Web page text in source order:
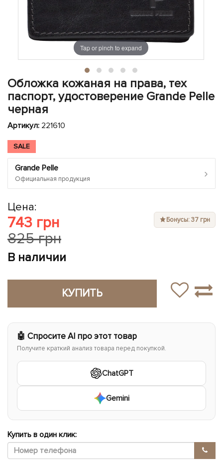
Показать все
Показать все
ЧЕХЛЫ ДЛЯ НОУТБУКОВ
Показать все
Tap or pinch to expand
Обложка кожаная на права, тех
паспорт, удостоверение Grande Pelle
черная
Артикул: 221610
SALE
Grande Pelle
Официальная продукция ›
Цена:
743 грн
825 грн
Бонусы: 37 грн
В наличии
КУПИТЬ
🤖 Спросите AI про этот товар
Получите краткий анализ товара перед покупкой.
ChatGPT
Gemini
Купить в один клик: